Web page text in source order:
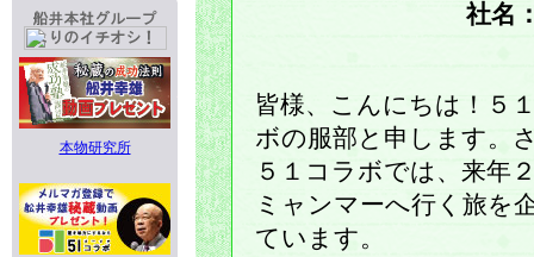
本物研究所
社名
皆様、こんにちは！５
ボの服部と申します。
５１コラボでは、来年
ミャンマーへ行く旅を
ています。